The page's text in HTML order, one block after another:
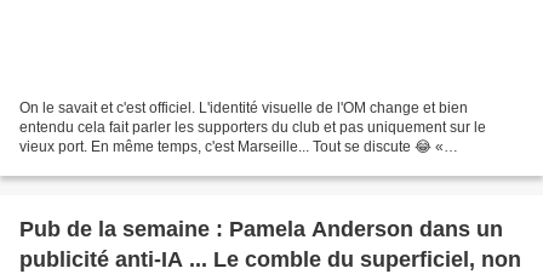
On le savait et c'est officiel. L'identité visuelle de l'OM change et bien
entendu cela fait parler les supporters du club et pas uniquement sur le
vieux port. En même temps, c'est Marseille... Tout se discute 😂 «
Pub de la semaine : Pamela Anderson dans un
publicité anti-IA ... Le comble du superficiel, non